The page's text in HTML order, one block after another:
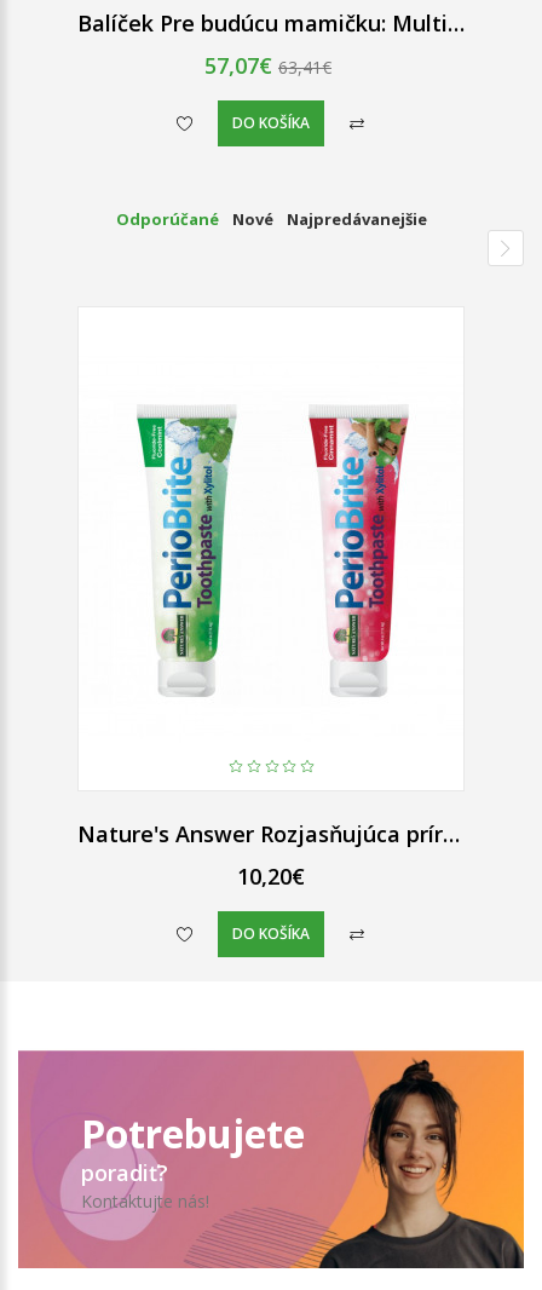
Balíček Pre budúcu mamičku: Multivitamín, omega 3 a probiotiká
57,07€ 63,41€
DO KOŠÍKA
Odporúčané Nové Najpredávanejšie
Nature's Answer Rozjasňujúca prírodná zubná pasta Periobrite so xylitolom bez fluoridu 113,4 g
10,20€
DO KOŠÍKA
Potrebujete
poradiť?
Kontaktujte nás!